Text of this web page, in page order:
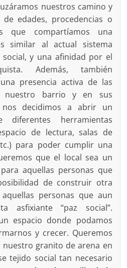
nuestros camino y
edades, procedencias o
que compartíamos una
similar al actual sistema
y una afinidad por el
Además, también
presencia activa de las
nuestro barrio y en sus
decidimos a abrir un
diferentes herramientas
de lectura, salas de
para poder cumplir una
que el local sea un
aquellas personas que
de construir otra
personas que aun
asfixiante “paz social”.
espacio donde podamos
y crecer. Queremos
granito de arena en
tejido social tan necesario